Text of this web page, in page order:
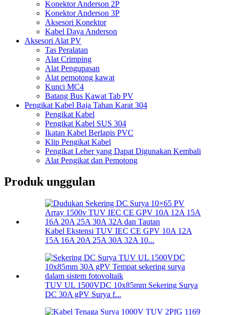
Konektor Anderson 2P
Konektor Anderson 3P
Aksesori Konektor
Kabel Daya Anderson
Aksesori Alat PV
Tas Peralatan
Alat Crimping
Alat Pengupasan
Alat pemotong kawat
Kunci MC4
Batang Bus Kawat Tab PV
Pengikat Kabel Baja Tahan Karat 304
Pengikat Kabel
Pengikat Kabel SUS 304
Ikatan Kabel Berlapis PVC
Klip Pengikat Kabel
Pengikat Leher yang Dapat Digunakan Kembali
Alat Pengikat dan Pemotong
Produk unggulan
Kabel Ekstensi TUV IEC CE GPV 10A 12A
15A 16A 20A 25A 30A 32A 10...
TUV UL 1500VDC 10x85mm Sekering Surya
DC 30A gPV Surya f...